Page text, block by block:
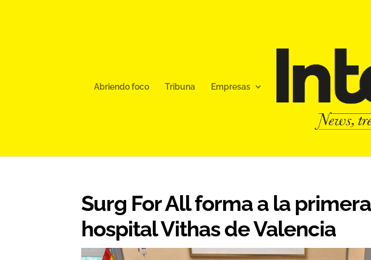
Abriendo foco Tribuna Empresas
Surg For All forma a la
hospital Vithas de Valencia